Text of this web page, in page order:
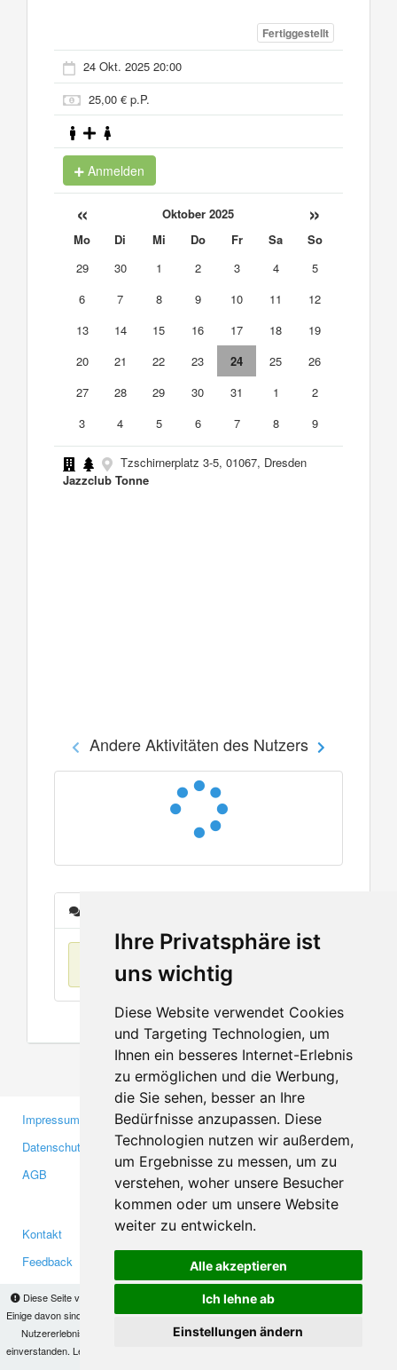
Ihre Privatsphäre ist
uns wichtig
Diese Website verwendet Cookies
und Targeting Technologien, um
Ihnen ein besseres Internet-Erlebnis
zu ermöglichen und die Werbung,
die Sie sehen, besser an Ihre
Bedürfnisse anzupassen. Diese
Technologien nutzen wir außerdem,
um Ergebnisse zu messen, um zu
verstehen, woher unsere Besucher
kommen oder um unsere Website
weiter zu entwickeln.
Alle akzeptieren
Ich lehne ab
Einstellungen ändern
Diese Seite verwendet Cookies, um Informationen auf Ihrem Computer zu speichern.
Einige davon sind notwendig, damit unsere Seite funktioniert, andere helfen uns dabei, das
Nutzererlebnis zu verbessern. Mit der Nutzung dieser Seite erklären Sie sich damit
einverstanden. Lesen Sie unsere
Fertiggestellt
24 Okt. 2025 20:00
25,00 € p.P.
Anmelden
« Oktober 2025 »
Mo Di Mi Do Fr Sa
So
29
30 1 2 3 4
5
6
7 8 9 10 11
12
13
14 15 16 17 18
19
20
21 22 23 24 25
26
27
28 29 30 31 1
2
3
4 5 6 7 8 9
Tzschirnerplatz 3-5, 01067, Dresden
Jazzclub Tonne
Andere Aktivitäten des Nutzers
Keine Einträge
Impressum
Datenschutzerklärung
AGB
Gewerbetreibende
Investoren
Medien
Kontakt
Feedback
Facebook
Twitter
YouTube
Google+